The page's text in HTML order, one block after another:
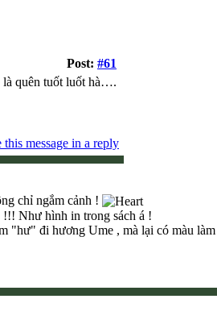
Post: #61
là quên tuốt luốt hà….
chỉ ngắm cảnh !
!!! Như hình in trong sách á !
"hư" đi hương Ume , mà lại có màu